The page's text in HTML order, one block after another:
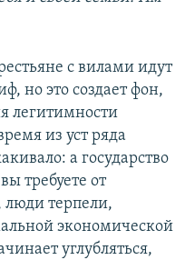
с вилами идут
но это создает фон,
легитимности
из уст ряда
а государство
требуете от
люди терпели,
экономической
углубляться,